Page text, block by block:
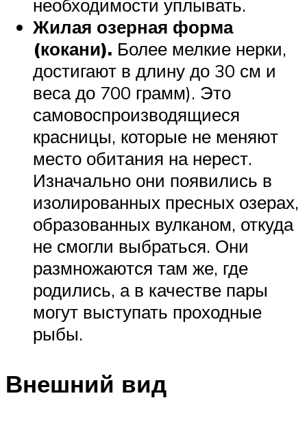
необходимости уплывать.
Жилая озерная форма
(кокани). Более мелкие нерки,
достигают в длину до 30 см и
веса до 700 грамм). Это
самовоспроизводящиеся
красницы, которые не меняют
место обитания на нерест.
Изначально они появились в
изолированных пресных озерах,
образованных вулканом, откуда
не смогли выбраться. Они
размножаются там же, где
родились, а в качестве пары
могут выступать проходные
рыбы.
Внешний вид